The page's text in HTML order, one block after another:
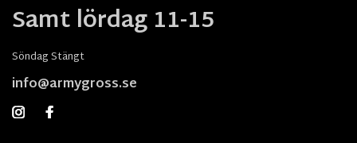
Samt lördag 11-15
Söndag Stängt
info@armygross.se